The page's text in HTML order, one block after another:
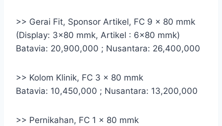
>> Gerai Fit, Sponsor Artikel, FC 9 x 80 mmk
(Display: 3×80 mmk, Artikel : 6×80 mmk)
Batavia: 20,900,000 ; Nusantara: 26,400,000
>> Kolom Klinik, FC 3 x 80 mmk
Batavia: 10,450,000 ; Nusantara: 13,200,000
>> Pernikahan, FC 1 x 80 mmk